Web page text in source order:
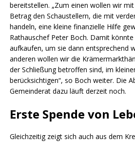
bereitstellen. „Zum einen wollen wir
Betrag den Schaustellern, die mit
handeln, eine kleine finanzielle Hilfe
Rathauschef Peter Boch. Damit
aufkaufen, um sie dann entsprechend
anderen wollen wir die
der Schließung betroffen sind, im
berücksichtigen“, so Boch weiter. Die
Gemeinderat dazu läuft derzeit noch.
Erste Spende von
Gleichzeitig zeigt sich auch aus dem